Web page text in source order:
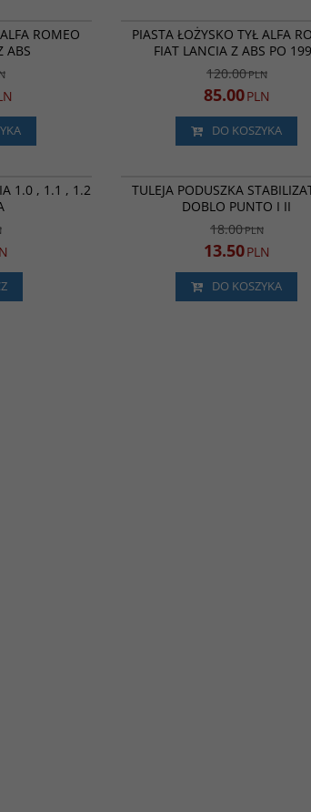
PROMOCJA
ROMEO
ABS
BESTSELLER
PIASTA ŁOŻYSKO TYŁ ALFA
FIAT LANCIA Z ABS PO
120.00PLN
85.00PLN
DO KOSZYKA
PROMOCJA
1.0 , 1.1 , 1.2
NOWOŚĆ
TULEJA PODUSZKA
DOBLO PUNTO I II
18.00PLN
13.50PLN
DO KOSZYKA